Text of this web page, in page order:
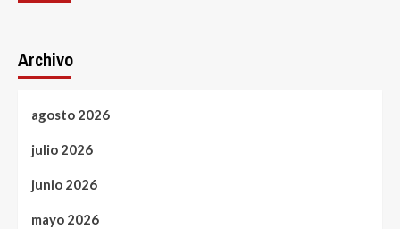
Archivo
agosto 2026
julio 2026
junio 2026
mayo 2026